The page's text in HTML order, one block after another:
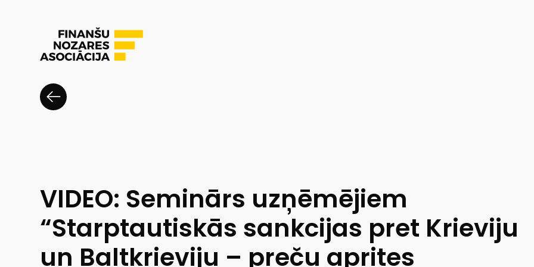
VIDEO: Seminārs uzņēmējiem
“Starptautiskās sankcijas pret Krieviju
un Baltkrieviju – preču aprites